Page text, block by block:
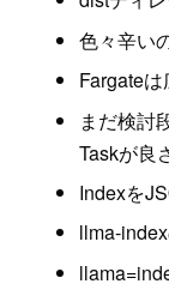
色々辛い
Fargate
まだ検討
Taskが良
Indexを
llma-